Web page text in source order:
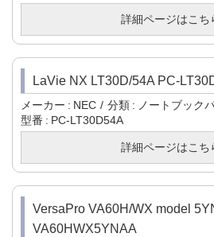
詳細ページはこち
LaVie NX LT30D/54A PC-
メーカー NEC 分類
ノートブック
型番
PC-LT30D54A
詳細ページはこち
VersaPro VA60H/WX model
VA60HWX5YNAA